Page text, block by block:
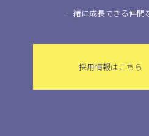
一緒に成長できる仲間
採用情報はこちら